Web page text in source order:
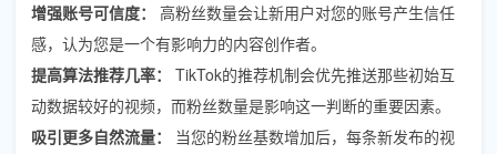
增强账号可信度：
高粉丝数量会让新用户对您的账号产生信任
感，认为您是一个有影响力的内容创作者。
提高算法推荐几率：
TikTok的推荐机制会优先推送那些初始互
动数据较好的视频，而粉丝数量是影响这一判断的重要因素。
吸引更多自然流量：
当您的粉丝基数增加后，每条新发布的视